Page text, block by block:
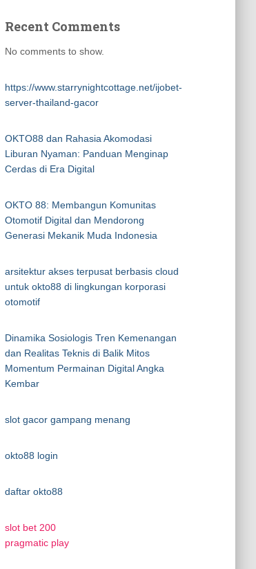
Recent Comments
No comments to show.
https://www.starrynightcottage.net/ijobet-
server-thailand-gacor
OKTO88 dan Rahasia Akomodasi
Liburan Nyaman: Panduan Menginap
Cerdas di Era Digital
OKTO 88: Membangun Komunitas
Otomotif Digital dan Mendorong
Generasi Mekanik Muda Indonesia
arsitektur akses terpusat berbasis cloud
untuk okto88 di lingkungan korporasi
otomotif
Dinamika Sosiologis Tren Kemenangan
dan Realitas Teknis di Balik Mitos
Momentum Permainan Digital Angka
Kembar
slot gacor gampang menang
okto88 login
daftar okto88
slot bet 200
pragmatic play